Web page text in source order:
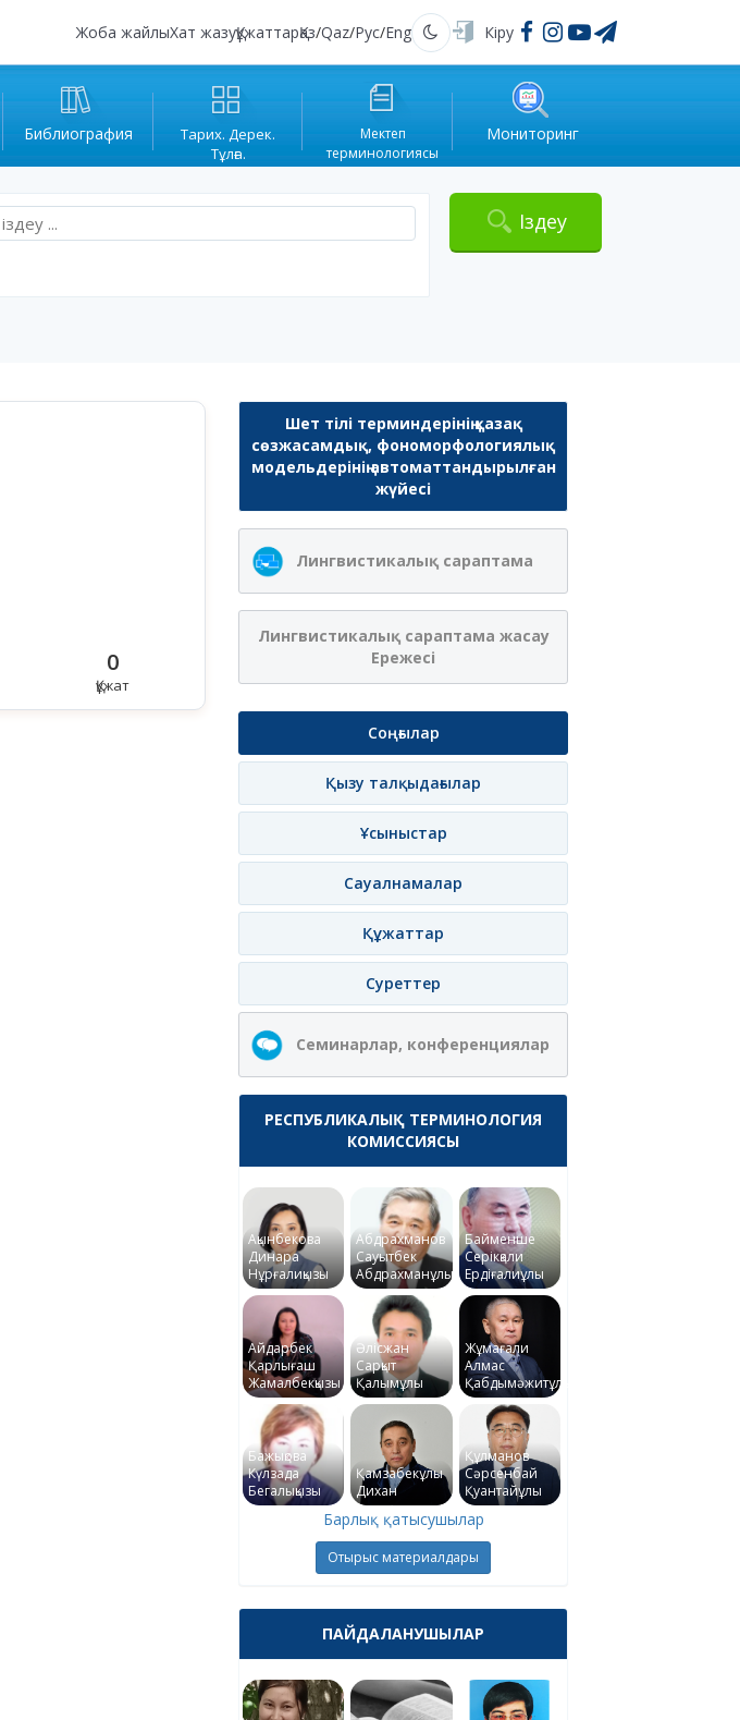
Жоба жайлыХат жазуҚұжаттарҚаз/Qaz/Рус/Eng Қараңғы Кіру
Библиография
Тарих. Дерек.
Тұлға.
Мектеп
терминологиясы
Мониторинг
Іздеу
0
Құжат
Шет тілі терминдерінің қазақ
сөзжасамдық, фономорфологиялық
модельдерінің автоматтандырылған
жүйесі
Лингвистикалық сараптама
Лингвистикалық сараптама жасау
Ережесі
Соңғылар
Қызу талқыдағылар
Ұсыныстар
Сауалнамалар
Құжаттар
Суреттер
Семинарлар, конференциялар
РЕСПУБЛИКАЛЫҚ ТЕРМИНОЛОГИЯ
КОМИССИЯСЫ
Ақынбекова
Динара
Нұрғалиқызы
Абдрахманов
Сауытбек
Абдрахманұлы
Байменше
Серікқали
Ердіғалиұлы
Айдарбек
Қарлығаш
Жамалбекқызы
Әлісжан
Сарқыт
Қалымұлы
Жұмағали
Алмас
Қабдымәжитұлы
Бажықова
Күлзада
Бегалықызы
Қамзабекұлы
Дихан
Құлманов
Сәрсенбай
Қуантайұлы
Барлық қатысушылар
Отырыс материалдары
ПАЙДАЛАНУШЫЛАР